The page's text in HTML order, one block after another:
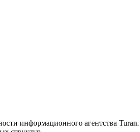
информационного агентства